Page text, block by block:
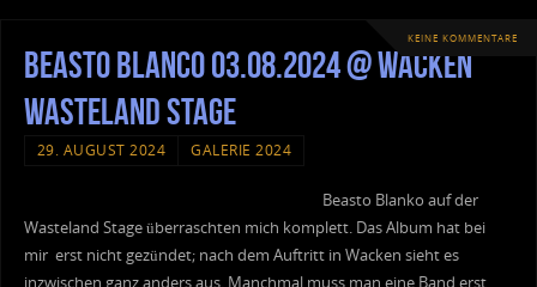
KEINE KOMMENTARE
Beasto Blanco 03.08.2024 @ Wacken
Wasteland Stage
29. AUGUST 2024 GALERIE 2024
Beasto Blanko auf der
Wasteland Stage überraschten mich komplett. Das Album hat bei
mir erst nicht gezündet; nach dem Auftritt in Wacken sieht es